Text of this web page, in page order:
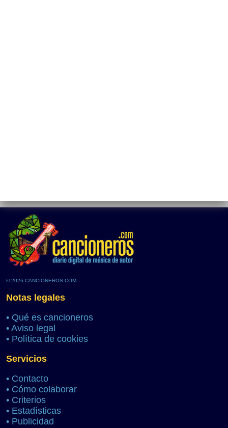
© 2026 CANCIONEROS.COM
Notas legales
• Qué es cancioneros
• Aviso legal
• Política de cookies
Servicios
• Contacto
• Cómo colaborar
• Criterios
• Estadísticas
• Publicidad